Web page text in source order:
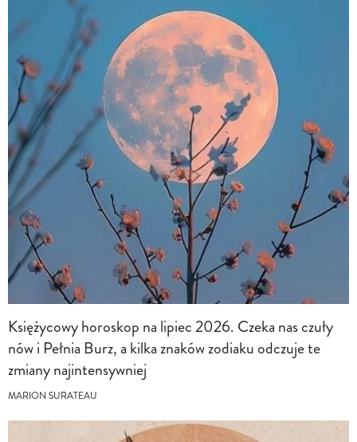
Księżycowy horoskop na lipiec 2026. Czeka nas czuły
nów i Pełnia Burz, a kilka znaków zodiaku odczuje te
zmiany najintensywniej
MARION SURATEAU